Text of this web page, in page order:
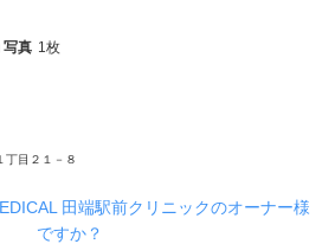
写真 1枚
丁目２１－８
田端駅前クリニックのオーナー様
ですか？